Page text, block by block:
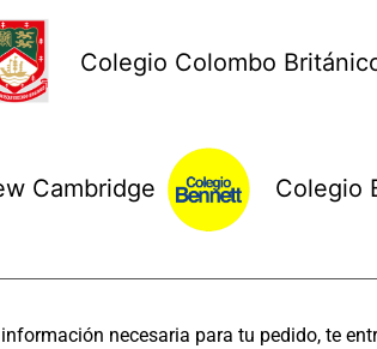
Colegio Colombo
Cambridge Colegio
necesaria para tu pedido, te